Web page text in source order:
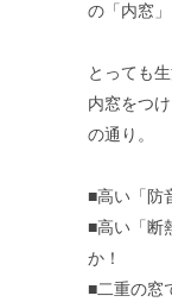
の「内窓」
とっても
内窓をつ
の通り。
■高い「防
■高い「断
か！
■二重の窓